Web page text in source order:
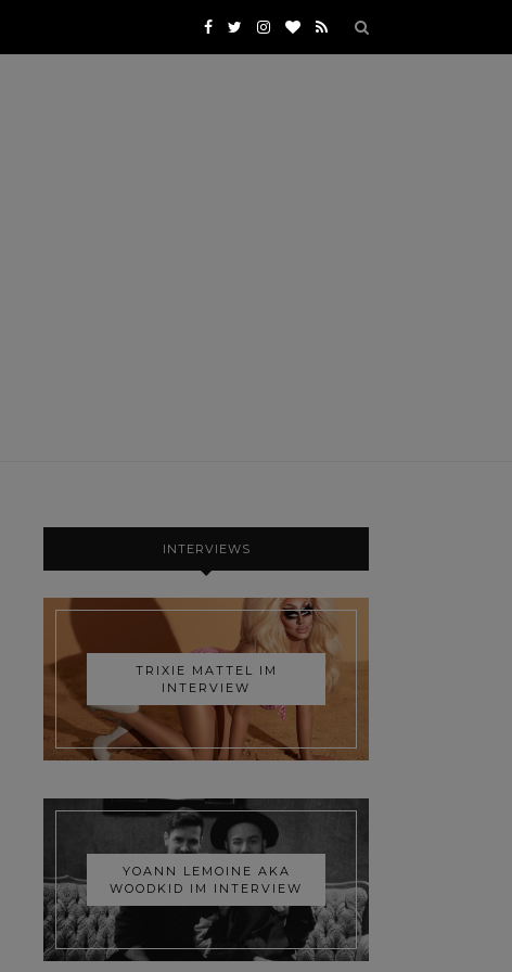
INTERVIEWS
TRIXIE MATTEL IM
INTERVIEW
YOANN LEMOINE AKA
WOODKID IM INTERVIEW